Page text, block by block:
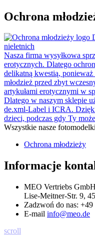
Ochrona
nieletnich
Nasza firma wysyłkowa
erotycznych. Dlatego
delikatną kwestią,
młodzież przed zbyt
artykułami erotycznymi w
Dlatego w naszym sklepie
de.xml-Label i ICRA.
dzieci, podczas gdy Ty
Wszystkie nasze
Ochrona młodzieży
Informacje
MEO Vertriebs GmbH
Lise-Meitner-Str. 9,
Zadzwoń do nas: +49
E-mail info@meo.de
scroll